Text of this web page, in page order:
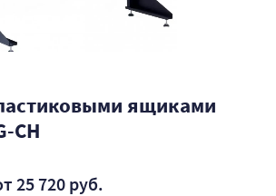
ящиками
CH
25 720 руб.